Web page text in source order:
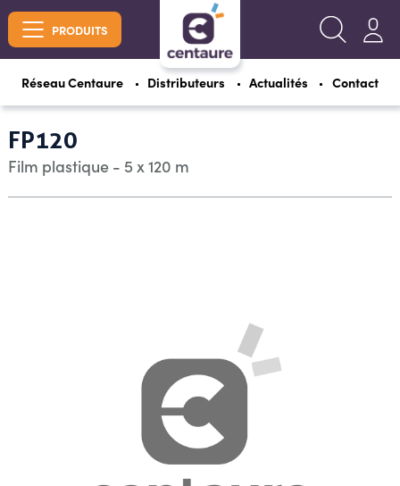
PRODUITS
Réseau Centaure Distributeurs Actualités Contact
FP120
Film plastique - 5 x 120 m